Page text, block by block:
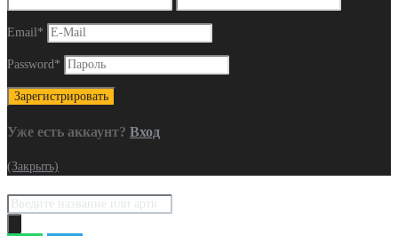
Email*
Password*
Уже есть аккаунт? Вход
(Закрыть)
Поиск